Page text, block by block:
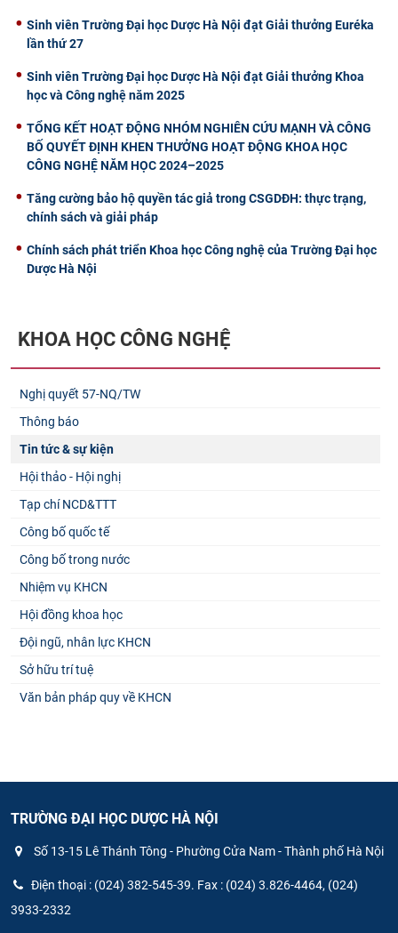
Sinh viên Trường Đại học Dược Hà Nội đạt Giải thưởng Euréka
lần thứ 27
Sinh viên Trường Đại học Dược Hà Nội đạt Giải thưởng Khoa
học và Công nghệ năm 2025
TỔNG KẾT HOẠT ĐỘNG NHÓM NGHIÊN CỨU MẠNH VÀ CÔNG
BỐ QUYẾT ĐỊNH KHEN THƯỞNG HOẠT ĐỘNG KHOA HỌC
CÔNG NGHỆ NĂM HỌC 2024–2025
Tăng cường bảo hộ quyền tác giả trong CSGDĐH: thực trạng,
chính sách và giải pháp
Chính sách phát triển Khoa học Công nghệ của Trường Đại học
Dược Hà Nội
KHOA HỌC CÔNG NGHỆ
Nghị quyết 57-NQ/TW
Thông báo
Tin tức & sự kiện
Hội thảo - Hội nghị
Tạp chí NCD&TTT
Công bố quốc tế
Công bố trong nước
Nhiệm vụ KHCN
Hội đồng khoa học
Đội ngũ, nhân lực KHCN
Sở hữu trí tuệ
Văn bản pháp quy về KHCN
TRƯỜNG ĐẠI HỌC DƯỢC HÀ NỘI
Số 13-15 Lê Thánh Tông - Phường Cửa Nam - Thành phố Hà Nội
Điện thoại : (024) 382-545-39. Fax : (024) 3.826-4464, (024)
3933-2332